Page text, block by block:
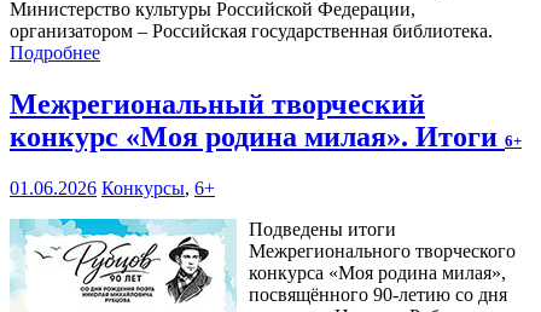
Министерство культуры Российской Федерации,
организатором – Российская государственная библиотека.
Подробнее
Межрегиональный творческий
конкурс «Моя родина милая». Итоги 6+
01.06.2026 Конкурсы, 6+
Подведены итоги
Межрегионального творческого
конкурса «Моя родина милая»,
посвящённого 90-летию со дня